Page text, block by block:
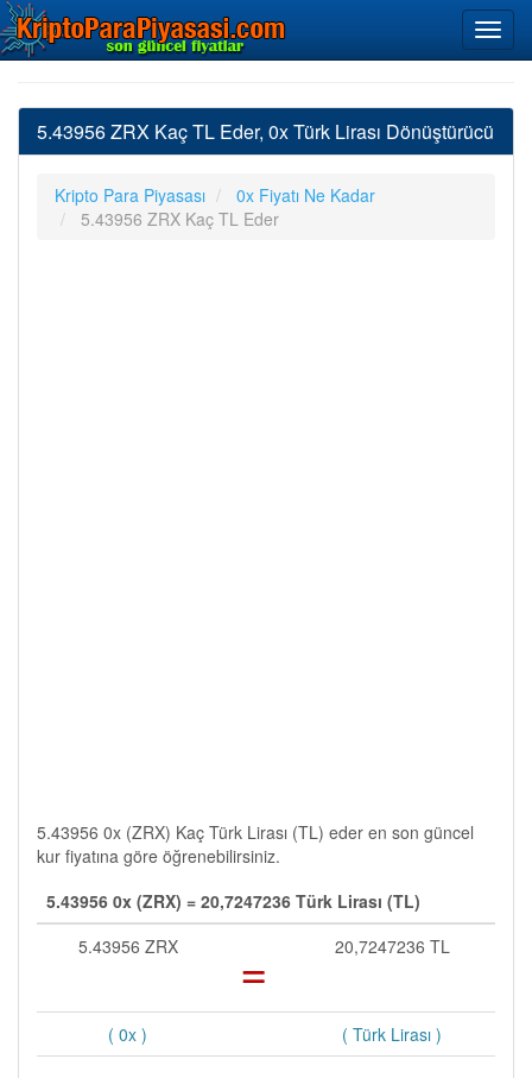
5.43956 ZRX Kaç TL Eder, 0x Türk Lirası Dönüştürücü
Kripto Para Piyasası
0x Fiyatı Ne Kadar
5.43956 ZRX Kaç TL Eder
5.43956 0x (ZRX) Kaç Türk Lirası (TL) eder en son güncel
kur fiyatına göre öğrenebilirsiniz.
5.43956 0x (ZRX) = 20,7247236 Türk Lirası (TL)
5.43956 ZRX
= 20,7247236 TL
( 0x ) ( Türk Lirası )